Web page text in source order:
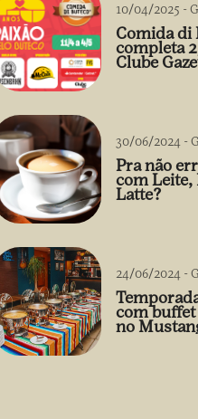
10/04/2025 -
Comida di
completa
Clube
30/06/2024 -
Pra não
com Leite,
Latte?
24/06/2024 -
com buffet
no